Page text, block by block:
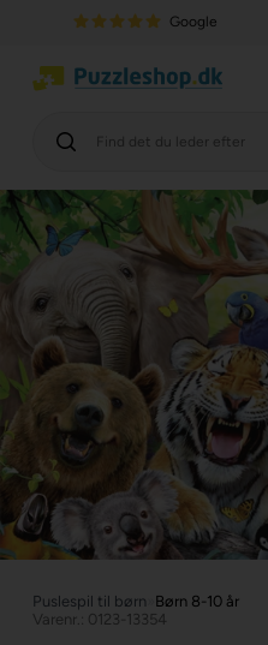
Google
Puslespil til børn Børn 8-10 år
Varenr.: 0123-13354